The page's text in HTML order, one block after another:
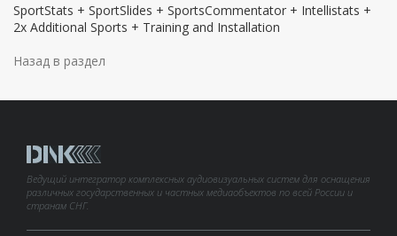
SportStats + SportSlides + SportsCommentator + Intellistats +
2x Additional Sports + Training and Installation
Назад в раздел
Ведущий интегратор комплексных аудиовизуальных систем для оснащения
различных государственных и частных медиаобъектов по всей России и
странам СНГ.